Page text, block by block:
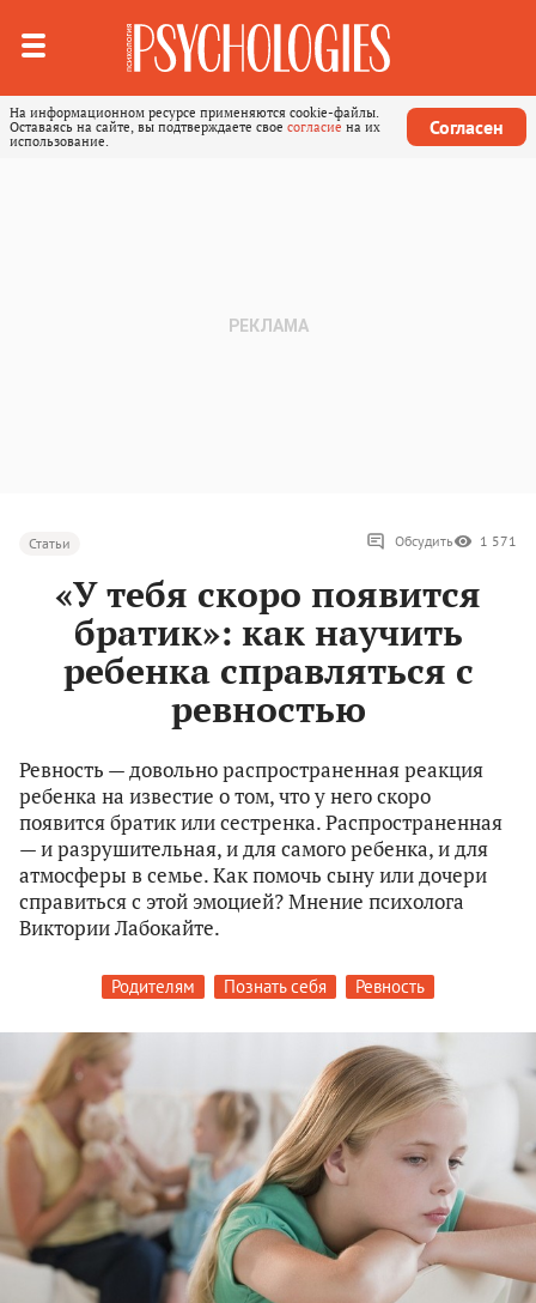
На информационном ресурсе применяются cookie-файлы.
Оставаясь на сайте, вы подтверждаете свое согласие на их
использование.
Согласен
Статьи Обсудить 1 571
«У тебя скоро появится
братик»: как научить
ребенка справляться с
ревностью
Ревность — довольно распространенная реакция
ребенка на известие о том, что у него скоро
появится братик или сестренка. Распространенная
— и разрушительная, и для самого ребенка, и для
атмосферы в семье. Как помочь сыну или дочери
справиться с этой эмоцией? Мнение психолога
Виктории Лабокайте.
Родителям Познать себя Ревность